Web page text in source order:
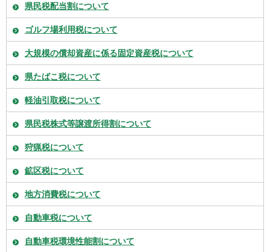
県民税配当割について
ゴルフ場利用税について
大規模の償却資産に係る固定資産税について
県たばこ税について
軽油引取税について
県民税株式等譲渡所得割について
狩猟税について
鉱区税について
地方消費税について
自動車税について
自動車税環境性能割について